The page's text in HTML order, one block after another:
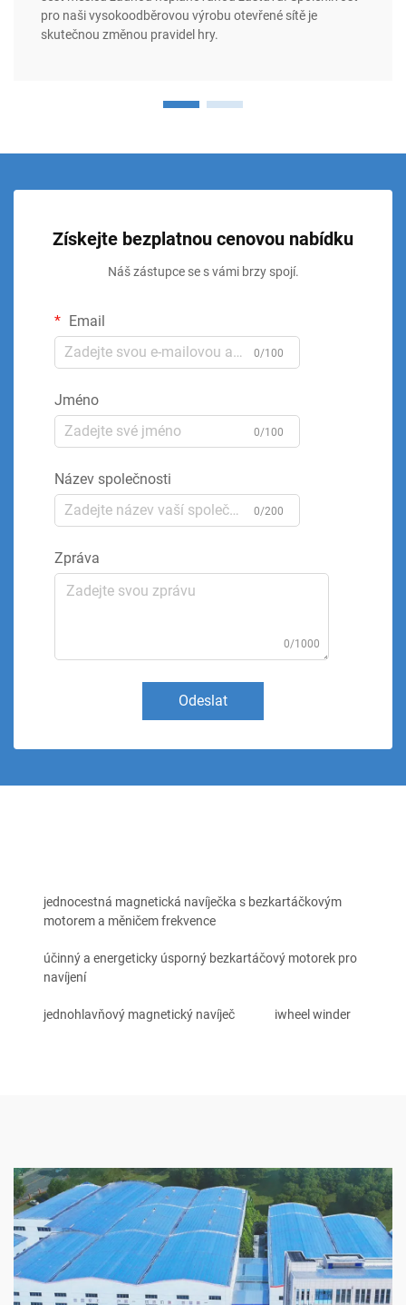
pro naši vysokoodběrovou výrobu otevřené sítě je
skutečnou změnou pravidel hry.
Získejte bezplatnou cenovou nabídku
Náš zástupce se s vámi brzy spojí.
Email
0/100
Jméno
0/100
Název společnosti
0/200
Zpráva
0/1000
Odeslat
jednocestná magnetická navíječka s bezkartáčkovým
motorem a měničem frekvence
účinný a energeticky úsporný bezkartáčový motorek pro
navíjení
jednohlavňový magnetický navíječ iwheel winder